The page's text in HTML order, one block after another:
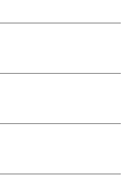
エー 浦安駅前店」
まで営業している
の買い出しにも便利